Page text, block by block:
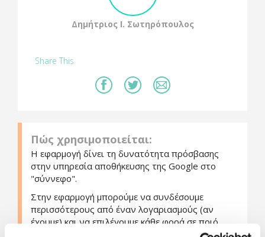
Δημήτριος Ι. Σωτηρόπουλος
Share This
Πώς χρησιμοποιείται:
Η εφαρμογή δίνει τη δυνατότητα πρόσβασης
στην υπηρεσία αποθήκευσης της Google στο
"σύννεφο".
Στην εφαρμογή μπορούμε να συνδέσουμε
περισσότερους από έναν λογαριασμούς (αν
έχουμε) και να επιλέγουμε κάθε φορά σε ποιό